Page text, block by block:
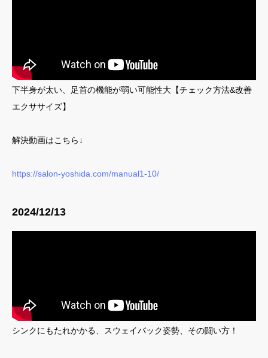
下半身が太い、足首の機能が弱い可能性大【チェック方法&改善
エクササイズ】
解決動画はこちら↓
https://salon-yoshida.com/manual1-10/
2024/12/13
シンクにもたれかかる、スウェイバック姿勢、その闘い方！